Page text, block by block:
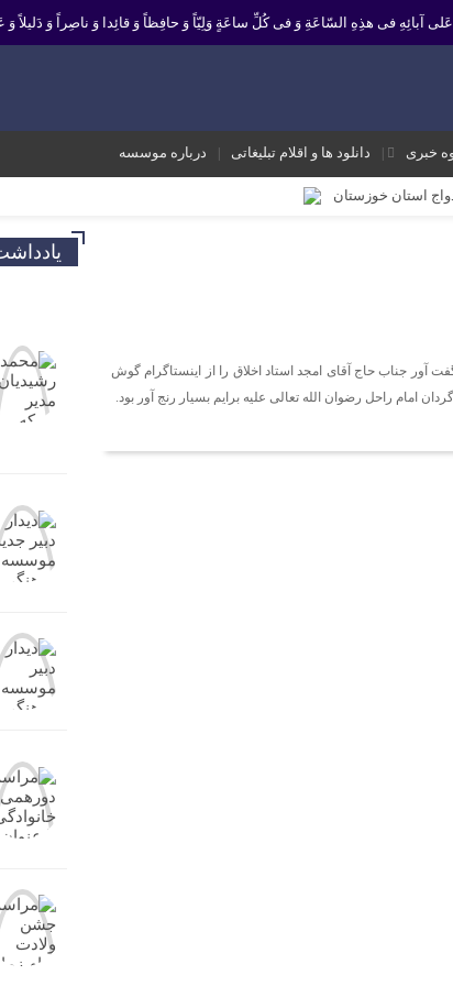
آبائِهِ فی هذِهِ السّاعَةِ وَ فی کُلِّ ساعَةٍ وَلِیّاً وَ حافِظاً وَ قائِدا ‏وَ ناصِراً وَ دَلیلاً
خبری دانلود ها و اقلام تبلیغاتی درباره موسسه
استان خوزستان
حرکت نبوت در مسیر امامت است تا امت اسلامی با فروغ نور ولایت، راه
فرهنگی مردمی نغمه های عشق اندیمشک
اداره کل ورزش و جوانان خوزستان
اندیمشک
فجر و هفته ی جوان در اندیمشک برگزار شد.
آور جناب حاج آقای امجد استاد اخلاق را از اینستاگرام گوش
امام راحل رضوان الله تعالی علیه برایم بسیار رنج آور بود.